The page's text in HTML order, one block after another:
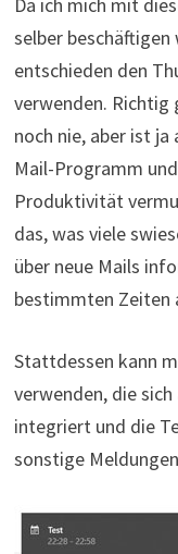
Da ich mich mit
selber beschäftigen
entschieden den
verwenden.
noch nie, aber ist ja
Mail-Programm
Produktivität
das, was viele
über neue Mails
bestimmten Zeiten
Stattdessen kann
verwenden, die
integriert und die
sonstige